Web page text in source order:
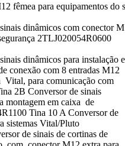
fêmea para equipamentos do
dinâmicos com conector
2TLJ020054R0600
dinâmicos para
conexão com 8 entradas M12
Vital, para comunicação com
2B Conversor de sinais
montagem em caixa de
Tina 10 A Conversor de
sistemas Vital/Pluto
de sinais de cortinas de